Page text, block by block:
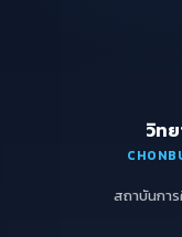
วิท
สถาบันกา